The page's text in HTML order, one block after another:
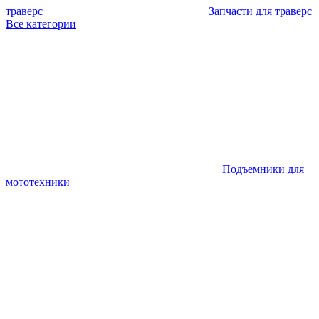
траверс
Запчасти для траверс
Все категории
Подъемники для
мототехники